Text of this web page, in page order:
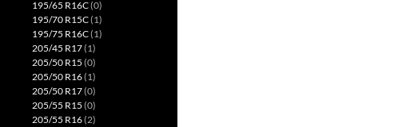
195/65 R16C(0)
195/70 R15C(1)
195/75 R16C(1)
205/45 R17(1)
205/50 R15 (0)
205/50 R16(1)
205/50 R17(0)
205/55 R15 (0)
205/55 R16(2)